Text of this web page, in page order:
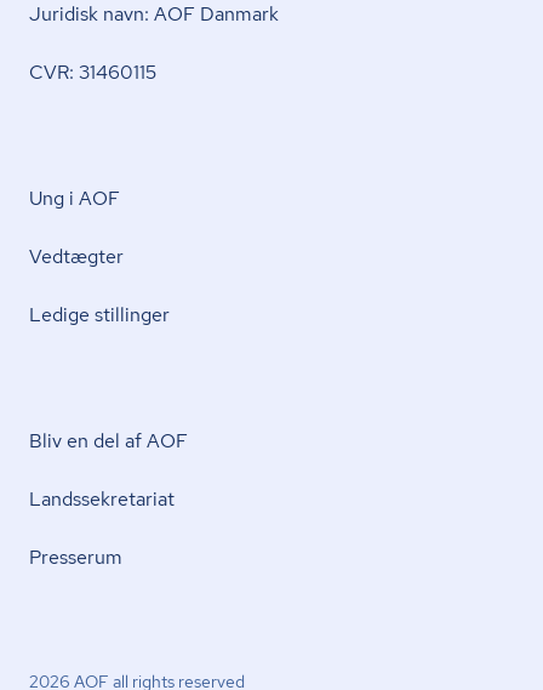
Juridisk navn: AOF Danmark
CVR: 31460115
Ung i AOF
Vedtægter
Ledige stillinger
Bliv en del af AOF
Lands­se­kre­ta­ri­at
Presserum
2026 AOF all rights reserved